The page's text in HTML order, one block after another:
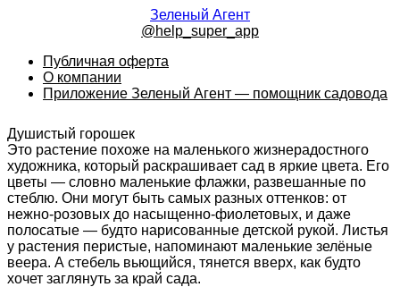
Зеленый Агент
@help_super_app
Публичная оферта
О компании
Приложение Зеленый Агент — помощник садовода
Душистый горошек
Это растение похоже на маленького жизнерадостного
художника, который раскрашивает сад в яркие цвета. Его
цветы — словно маленькие флажки, развешанные по
стеблю. Они могут быть самых разных оттенков: от
нежно-розовых до насыщенно-фиолетовых, и даже
полосатые — будто нарисованные детской рукой. Листья
у растения перистые, напоминают маленькие зелёные
веера. А стебель вьющийся, тянется вверх, как будто
хочет заглянуть за край сада.